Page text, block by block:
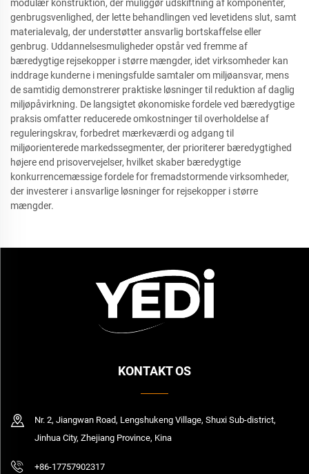
modulær konstruktion, der muliggør udskiftning af komponenter,
genbrugsvenlighed, der lette behandlingen ved levetidens slut, samt
materialevalg, der understøtter ansvarlig bortskaffelse eller
genbrug. Uddannelsesmuligheder opstår ved fremme af
bæredygtige rejsekopper i større mængder, idet virksomheder kan
inddrage kunderne i meningsfulde samtaler om miljøansvar, mens
de samtidig demonstrerer praktiske løsninger til reduktion af daglig
miljøpåvirkning. De langsigtet økonomiske fordele ved bæredygtige
praksis omfatter reducerede omkostninger til overholdelse af
reguleringskrav, forbedret mærkeværdi og adgang til
miljøorienterede markedssegmenter, der prioriterer bæredygtighed
højere end prisovervejelser, hvilket skaber bæredygtige
konkurrencemæssige fordele for fremadstormende virksomheder,
der investerer i ansvarlige løsninger for rejsekopper i større
mængder.
KONTAKT OS
Nr. 2, Jiangwan Road, Lengshukeng Village, Shuxi Sub-district,
Jinhua City, Zhejiang Province, Kina
+86-17757902317